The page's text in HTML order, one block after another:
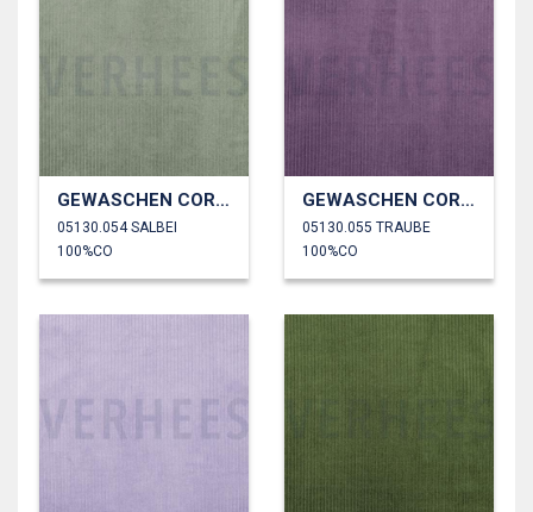
GEWASCHEN CORD 4.5W
05130.054 SALBEI
100%CO
GEWASCHEN CORD 4.5W
05130.055 TRAUBE
100%CO